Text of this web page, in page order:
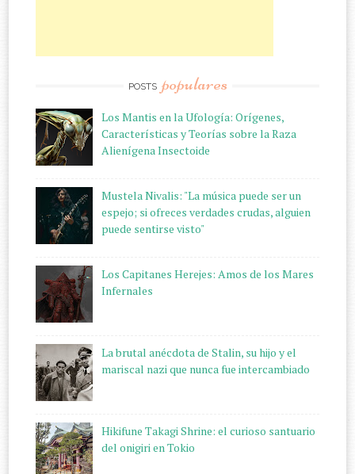
POSTS populares
Los Mantis en la Ufología: Orígenes,
Características y Teorías sobre la Raza
Alienígena Insectoide
Mustela Nivalis: "La música puede ser un
espejo; si ofreces verdades crudas, alguien
puede sentirse visto"
Los Capitanes Herejes: Amos de los Mares
Infernales
La brutal anécdota de Stalin, su hijo y el
mariscal nazi que nunca fue intercambiado
Hikifune Takagi Shrine: el curioso santuario
del onigiri en Tokio